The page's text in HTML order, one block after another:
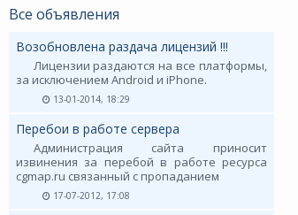
Все объявления
Возобновлена раздача лицензий !!!
Лицензии раздаются на все платформы,
за исключением Android и iPhone.
13-01-2014, 18:29
Перебои в работе сервера
Администрация сайта приносит
извинения за перебой в работе ресурса
cgmap.ru связанный с пропаданием
17-07-2012, 17:08